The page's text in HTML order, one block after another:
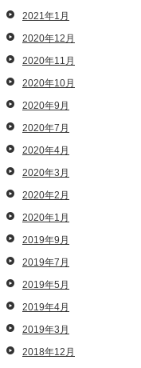
2021年1月
2020年12月
2020年11月
2020年10月
2020年9月
2020年7月
2020年4月
2020年3月
2020年2月
2020年1月
2019年9月
2019年7月
2019年5月
2019年4月
2019年3月
2018年12月